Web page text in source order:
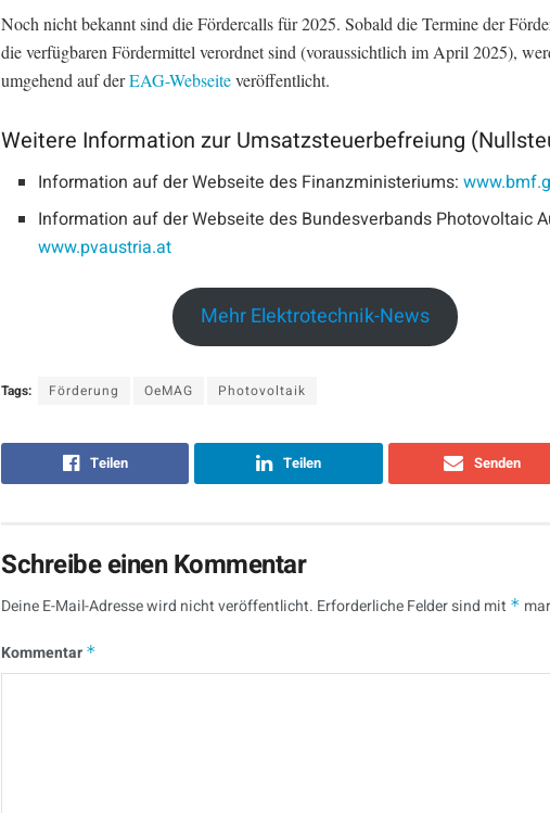
Noch nicht bekannt sind die Fördercalls für 2025. Sobald die Termine der
die verfügbaren Fördermittel verordnet sind (voraussichtlich im April 2025),
umgehend auf derEAG-Webseiteveröffentlicht.
Weitere Information zur Umsatzsteuerbefreiung
Information auf der Webseite des Finanzministeriums:
Information auf der Webseite des Bundesverbands Photovoltaic
www.pvaustria.at
Mehr Elektrotechnik-News
Tags: Förderung OeMAG Photovoltaik
Teilen Teilen Senden
Schreibe einen Kommentar
Deine E-Mail-Adresse wird nicht veröffentlicht. Erforderliche Felder sind mit *
Kommentar *